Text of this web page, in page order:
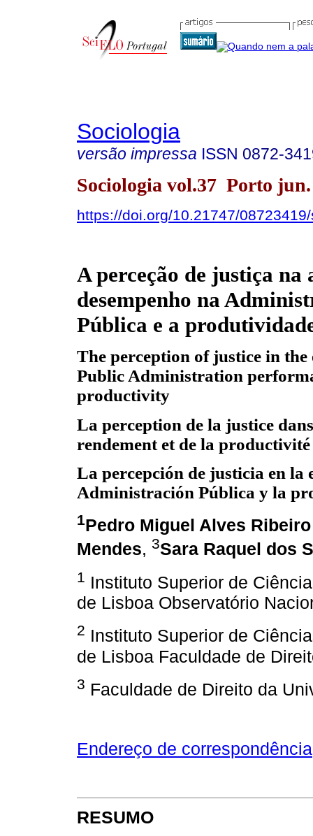
Sociologia
versão impressa ISSN 0872-
Sociologia vol.37 Porto jun.
https://doi.org/10.21747/
A perceção de justiça na
desempenho na
Pública e a
The perception of justice in
Public Administration
productivity
La perception de la justice
rendement et de la
La percepción de justicia en la
Administración Pública y la
1Pedro Miguel Alves
Mendes, 3Sara Raquel dos
1 Instituto Superior de
de Lisboa Observatório
2 Instituto Superior de
de Lisboa Faculdade de
3 Faculdade de Direito da
Endereço de correspondência
RESUMO